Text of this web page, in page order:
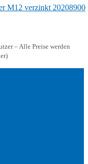
– Alle Preise werden